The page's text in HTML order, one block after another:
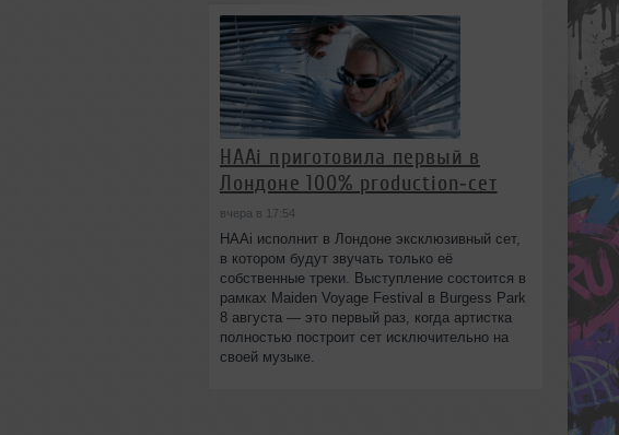
HAAi приготовила первый в
Лондоне 100% production‑сет
вчера в 17:54
HAAi исполнит в Лондоне эксклюзивный сет,
в котором будут звучать только её
собственные треки. Выступление состоится в
рамках Maiden Voyage Festival в Burgess Park
8 августа — это первый раз, когда артистка
полностью построит сет исключительно на
своей музыке.